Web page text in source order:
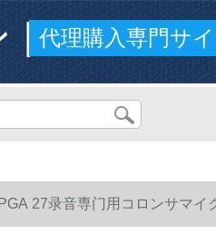
ド代理購入専門サイ
27录音専门用コロンサマイ